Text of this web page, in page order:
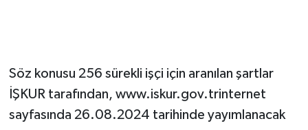
Söz konusu 256 sürekli işçi için aranılan şartlar
İŞKUR tarafından, www.iskur.gov.trinternet
sayfasında 26.08.2024 tarihinde yayımlanacak